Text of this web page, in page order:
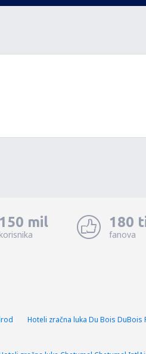
150 mil
korisnika
180
fanova
Hoteli zračna luka Du Bois